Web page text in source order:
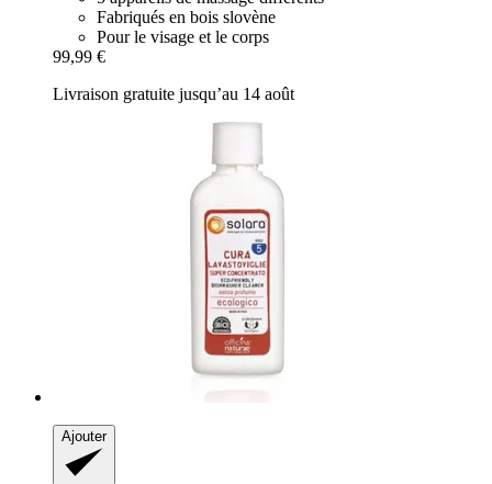
Fabriqués en bois slovène
Pour le visage et le corps
99,99 €
Livraison gratuite jusqu’au 14 août
Ajouter